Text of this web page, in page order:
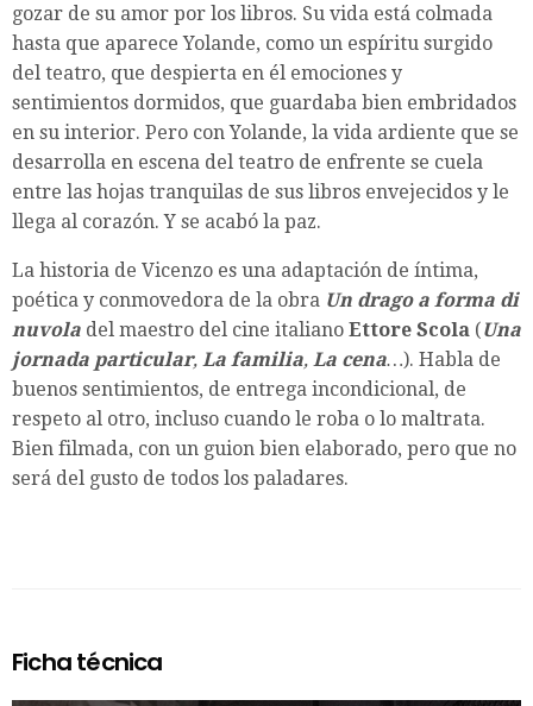
gozar de su amor por los libros. Su vida está colmada
hasta que aparece Yolande, como un espíritu surgido
del teatro, que despierta en él emociones y
sentimientos dormidos, que guardaba bien embridados
en su interior. Pero con Yolande, la vida ardiente que se
desarrolla en escena del teatro de enfrente se cuela
entre las hojas tranquilas de sus libros envejecidos y le
llega al corazón. Y se acabó la paz.
La historia de Vicenzo es una adaptación de íntima,
poética y conmovedora de la obra Un drago a forma di
nuvola del maestro del cine italiano Ettore Scola (Una
jornada particular, La familia, La cena…). Habla de
buenos sentimientos, de entrega incondicional, de
respeto al otro, incluso cuando le roba o lo maltrata.
Bien filmada, con un guion bien elaborado, pero que no
será del gusto de todos los paladares.
Ficha técnica